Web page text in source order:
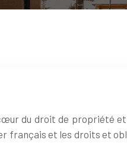
du droit de propriété
français et les droits et